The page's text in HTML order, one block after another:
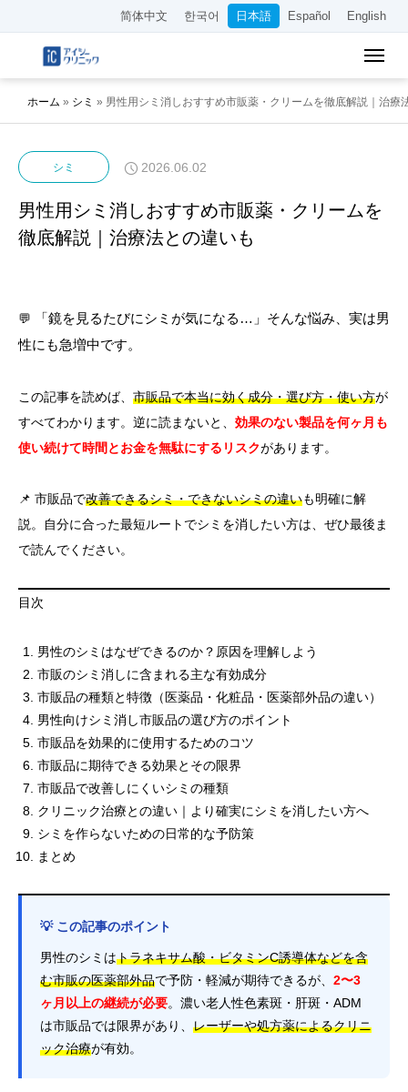
简体中文 한국어 日本語 Español English
ホーム » シミ » 男性用シミ消しおすすめ市販薬・クリームを徹底解説｜治療
シミ 2026.06.02
男性用シミ消しおすすめ市販薬・クリームを
徹底解説｜治療法との違いも
💬
「鏡を見るたびにシミが気になる…」そんな悩み、実は男
性にも急増中です。
この記事を読めば、 市販品で本当に効く成分・選び方・使い方が
すべてわかります。逆に読まないと、 効果のない製品を何ヶ月も
使い続けて時間とお金を無駄にするリスクがあります。
📌 市販品で改善できるシミ・できないシミの違いも明確に解
説。自分に合った最短ルートでシミを消したい方は、ぜひ最後ま
で読んでください。
目次
男性のシミはなぜできるのか？原因を理解しよう
市販のシミ消しに含まれる主な有効成分
市販品の種類と特徴（医薬品・化粧品・医薬部外品の違い）
男性向けシミ消し市販品の選び方のポイント
市販品を効果的に使用するためのコツ
市販品に期待できる効果とその限界
市販品で改善しにくいシミの種類
クリニック治療との違い｜より確実にシミを消したい方へ
シミを作らないための日常的な予防策
まとめ
💡 この記事のポイント
男性のシミはトラネキサム酸・ビタミンC誘導体などを含
む市販の医薬部外品で予防・軽減が期待できるが、 2〜3
ヶ月以上の継続が必要。濃い老人性色素斑・肝斑・ADM
は市販品では限界があり、 レーザーや処方薬によるクリニ
ック治療が有効。